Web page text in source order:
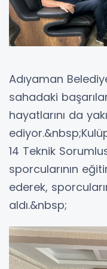
Adıyaman
sahadaki
hayatlarını da
14 Teknik
sporcularının
ederek,
aldı.&nbsp;